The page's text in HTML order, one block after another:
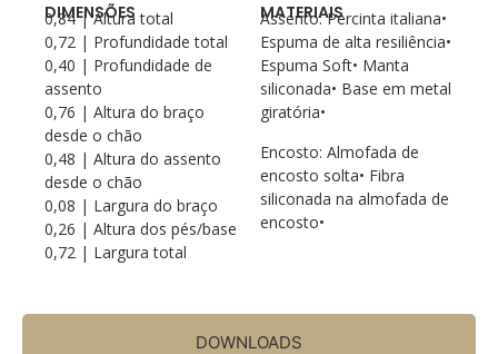
DOWNLOADS
DIMENSÕES
0,84 | Altura total
0,72 | Profundidade total
0,40 | Profundidade de
assento
0,76 | Altura do braço
desde o chão
0,48 | Altura do assento
desde o chão
0,08 | Largura do braço
0,26 | Altura dos pés/base
0,72 | Largura total
MATERIAIS
Assento: Percinta italiana•
Espuma de alta resiliência•
Espuma Soft• Manta
siliconada• Base em metal
giratória•
Encosto: Almofada de
encosto solta• Fibra
siliconada na almofada de
encosto•